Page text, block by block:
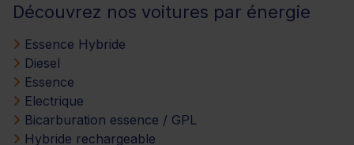
Découvrez nos voitures par énergie
Essence Hybride
Diesel
Essence
Electrique
Bicarburation essence / GPL
Hybride rechargeable